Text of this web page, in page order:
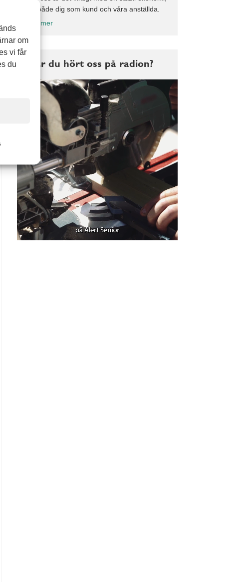
för både dig som kund och våra anställda.
Läs mer
Har du hört oss på radion?
om
vi får
du